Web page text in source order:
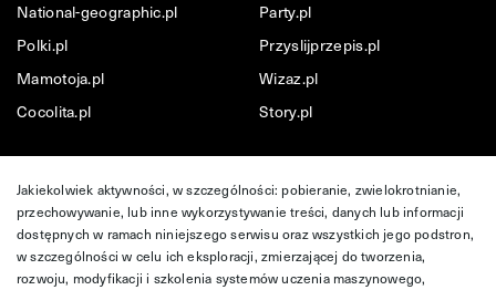
National-geographic.pl
Party.pl
Polki.pl
Przyslijprzepis.pl
Mamotoja.pl
Wizaz.pl
Cocolita.pl
Story.pl
Jakiekolwiek aktywności, w szczególności: pobieranie, zwielokrotnianie,
przechowywanie, lub inne wykorzystywanie treści, danych lub informacji
dostępnych w ramach niniejszego serwisu oraz wszystkich jego podstron,
w szczególności w celu ich eksploracji, zmierzającej do tworzenia,
rozwoju, modyfikacji i szkolenia systemów uczenia maszynowego,